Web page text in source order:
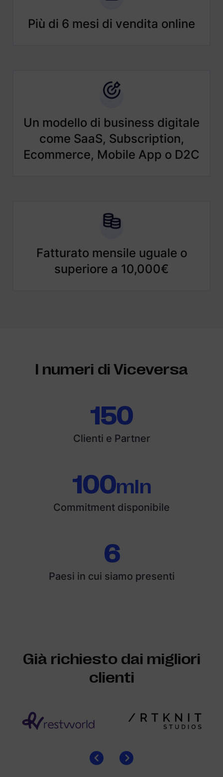
Più di 6 mesi di vendita online
Un modello di business digitale
come SaaS, Subscription,
Ecommerce, Mobile App o D2C
Fatturato mensile uguale o
superiore a 10,000€
I numeri di Viceversa
150
Clienti e Partner
100mln
Commitment disponibile
6
Paesi in cui siamo presenti
Già richiesto dai migliori
clienti